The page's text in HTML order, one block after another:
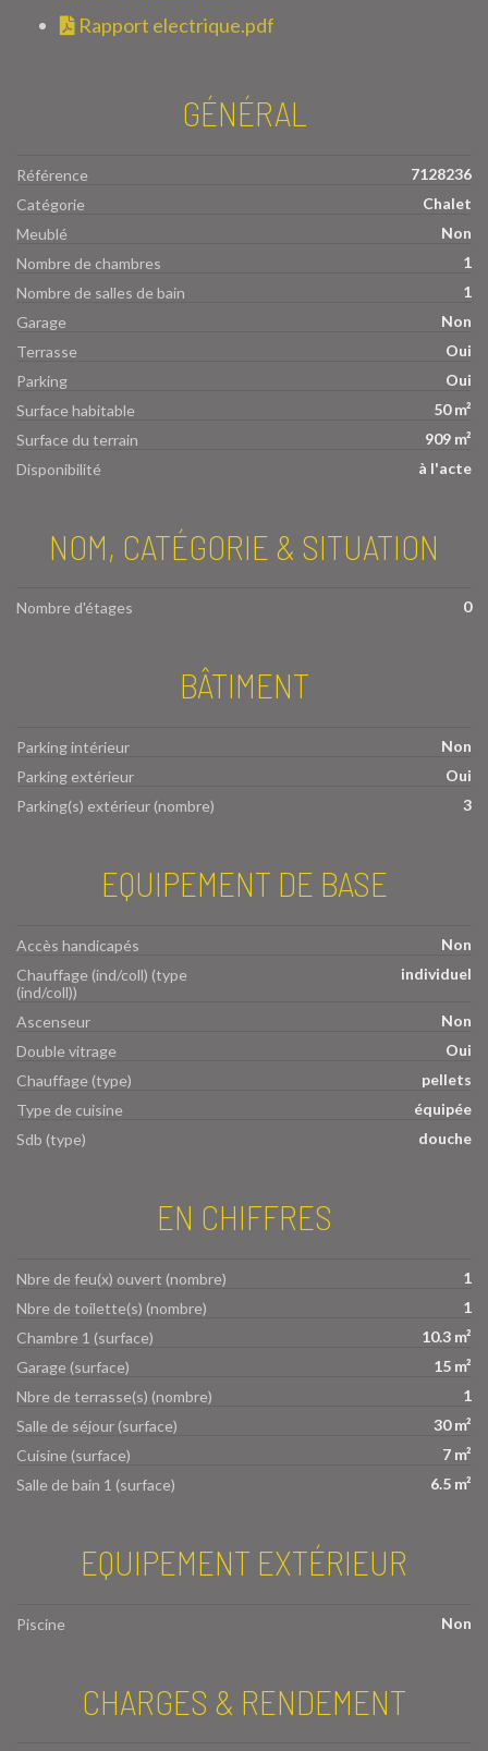
Rapport electrique.pdf
GÉNÉRAL
Référence
7128236
Catégorie
Chalet
Meublé
Non
Nombre de chambres
1
Nombre de salles de bain
1
Garage
Non
Terrasse
Oui
Parking
Oui
Surface habitable
50 m²
Surface du terrain
909 m²
Disponibilité
à l'acte
NOM, CATÉGORIE & SITUATION
Nombre d'étages 0
BÂTIMENT
Parking intérieur
Non
Parking extérieur
Oui
Parking(s) extérieur (nombre)
3
EQUIPEMENT DE BASE
Accès handicapés
Non
Chauffage (ind/coll) (type
(ind/coll))
individuel
Ascenseur
Non
Double vitrage
Oui
Chauffage (type)
pellets
Type de cuisine
équipée
Sdb (type)
douche
EN CHIFFRES
Nbre de feu(x) ouvert (nombre)
1
Nbre de toilette(s) (nombre)
1
Chambre 1 (surface)
10.3 m²
Garage (surface)
15 m²
Nbre de terrasse(s) (nombre)
1
Salle de séjour (surface)
30 m²
Cuisine (surface)
7 m²
Salle de bain 1 (surface)
6.5 m²
EQUIPEMENT EXTÉRIEUR
Piscine Non
CHARGES & RENDEMENT